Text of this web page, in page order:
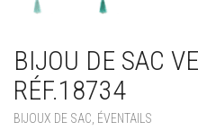
BIJOU DE SAC
RÉF.18734
BIJOUX DE SAC, ÉVENTAILS